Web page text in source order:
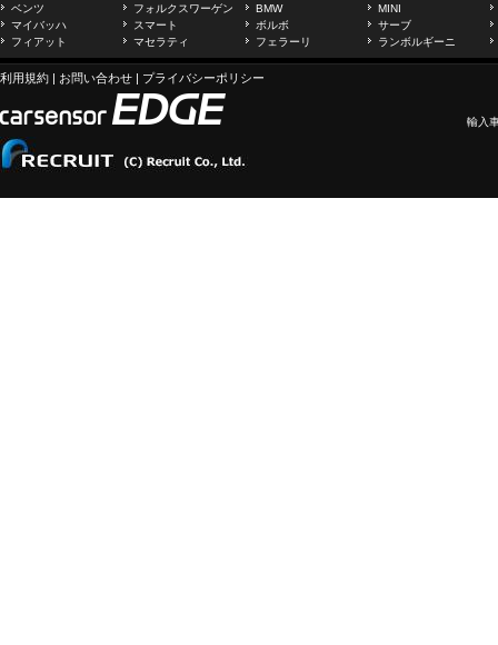
ベンツ フォルクスワーゲン BMW
MINI
マイバッハ
スマート ボルボ
サーブ
フィアット
マセラティ フェラーリ ランボルギーニ
利用規約 | お問い合わせ | プライバシーポリシー
輸入